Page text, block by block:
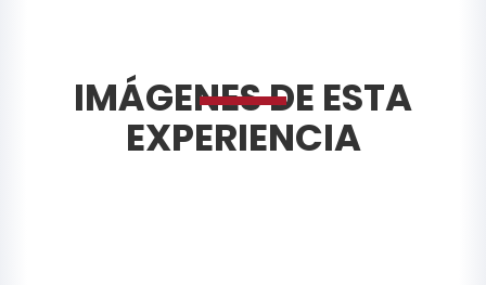
IMÁGENES DE ESTA
EXPERIENCIA